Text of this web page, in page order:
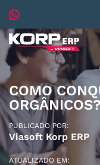
COMO
ORGÂNICOS?
PUBLICADO POR:
Viasoft Korp ERP
ATUALIZADO EM: